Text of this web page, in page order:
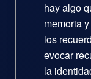
hay algo
memoria
los
evocar
la